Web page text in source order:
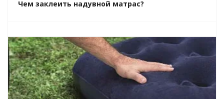
Чем заклеить надувной матрас?